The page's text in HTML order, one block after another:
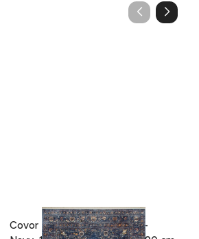
Covor Eko rezistent, ALT 01 -